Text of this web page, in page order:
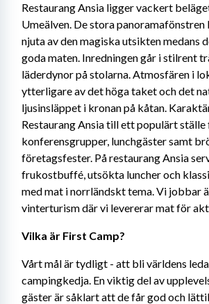
Restaurang Ansia ligger vackert
Umeälven. De stora panoramafönstren
njuta av den magiska utsikten medans
goda maten. Inredningen går i stilrent
läderdynor på stolarna. Atmosfären i
ytterligare av det höga taket och det
ljusinsläppet i kronan på kåtan.
Restaurang Ansia till ett populärt ställe
konferensgrupper, lunchgäster samt
företagsfester. På restaurang Ansia
frukostbuffé, utsökta luncher och
med mat i norrländskt tema. Vi jobbar
vinterturism där vi levererar mat för
Vilka är First Camp?
Vårt mål är tydligt - att bli världens
campingkedja. En viktig del av
gäster är såklart att de får god och